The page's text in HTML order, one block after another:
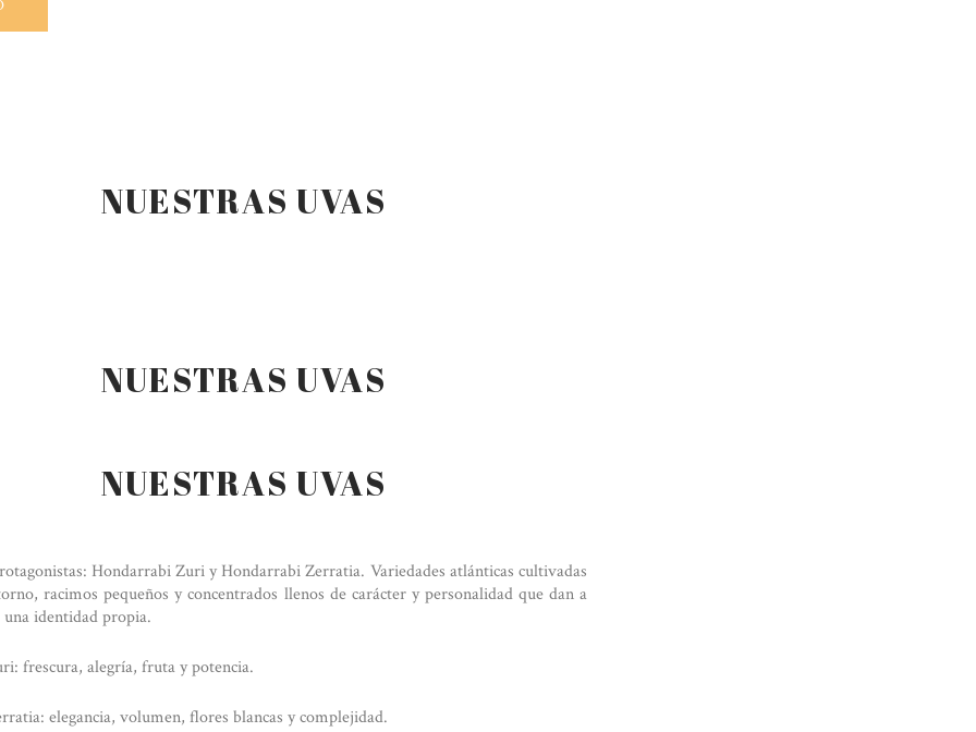
NUESTRAS UVAS
NUESTRAS UVAS
NUESTRAS UVAS
Hondarrabi Zuri y Hondarrabi Zerratia. Variedades atlánticas cultivadas
racimos pequeños y concentrados llenos de carácter y personalidad que dan a
identidad propia.
frescura, alegría, fruta y potencia.
elegancia, volumen, flores blancas y complejidad.